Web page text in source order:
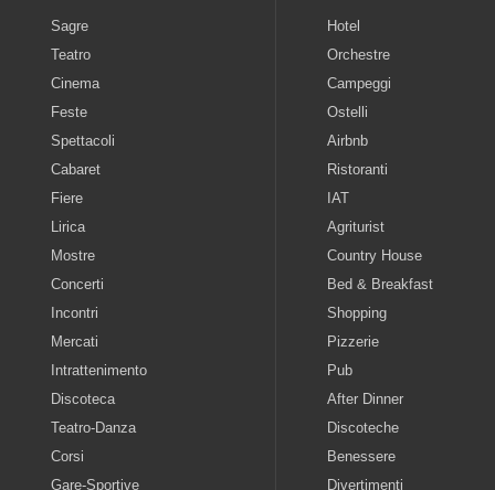
Sagre
Teatro
Cinema
Feste
Spettacoli
Cabaret
Fiere
Lirica
Mostre
Concerti
Incontri
Mercati
Intrattenimento
Discoteca
Teatro-Danza
Corsi
Gare-Sportive
Hotel
Orchestre
Campeggi
Ostelli
Airbnb
Ristoranti
IAT
Agriturist
Country House
Bed & Breakfast
Shopping
Pizzerie
Pub
After Dinner
Discoteche
Benessere
Divertimenti